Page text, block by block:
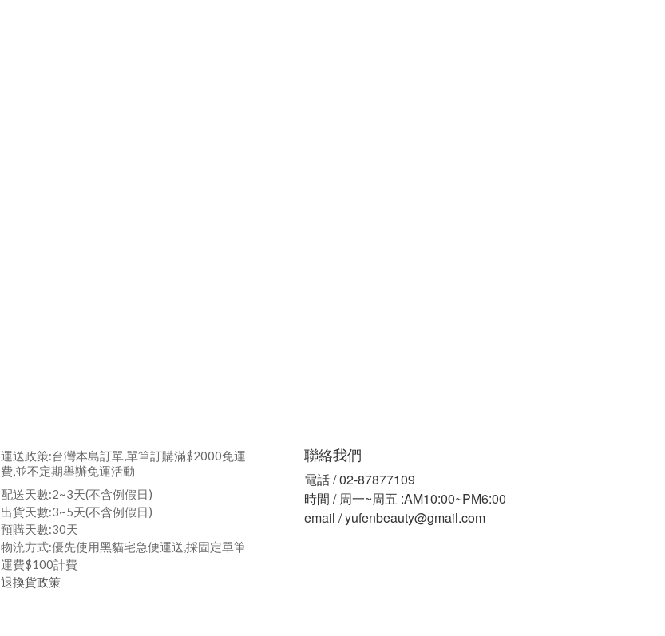
運送政策:台灣本島訂單,單筆訂購滿$2000免運
費,並不定期舉辦免運活動
配送天數:2~3天(不含例假日)
出貨天數:3~5天(不含例假日)
預購天數:30天
物流方式:優先使用黑貓宅急便運送,採固定單筆
運費$100計費
退換貨政策
聯絡我們
電話 / 02-87877109
時間 / 周一~周五 :AM10:00~PM6:00
email / yufenbeauty@gmail.com